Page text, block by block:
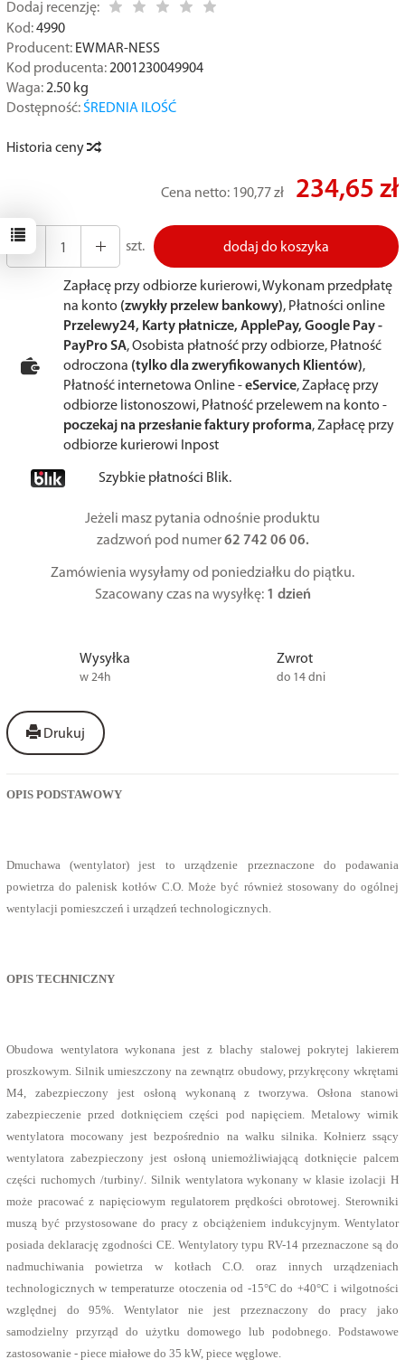
Dodaj recenzję:
Kod: 4990
Producent: EWMAR-NESS
Kod producenta: 2001230049904
Waga: 2.50kg
Dostępność: ŚREDNIA ILOŚĆ
Historia ceny
Cena netto: 190,77 zł 234,65 zł
szt. dodaj do koszyka
Zapłacę przy odbiorze kurierowi, Wykonam przedpłatę
na konto (zwykły przelew bankowy), Płatności online
Przelewy24, Karty płatnicze, ApplePay, Google Pay -
PayPro SA, Osobista płatność przy odbiorze, Płatność
odroczona (tylko dla zweryfikowanych Klientów),
Płatność internetowa Online -eService, Zapłacę przy
odbiorze listonoszowi, Płatność przelewem na konto -
poczekaj na przesłanie faktury proforma, Zapłacę przy
odbiorze kurierowi Inpost
Szybkie płatności Blik.
Jeżeli masz pytania odnośnie produktu
zadzwoń pod numer62 742 06 06.
Zamówienia wysyłamy od poniedziałku do piątku.
Szacowany czas na wysyłkę: 1 dzień
Wysyłka
w 24h
Zwrot
do 14 dni
Drukuj
OPIS PODSTAWOWY
Dmuchawa (wentylator) jest to urządzenie przeznaczone do podawania
powietrza do palenisk kotłów C.O. Może być również stosowany do ogólnej
wentylacji pomieszczeń i urządzeń technologicznych.
OPIS TECHNICZNY
Obudowa wentylatora wykonana jest z blachy stalowej pokrytej lakierem
proszkowym. Silnik umieszczony na zewnątrz obudowy, przykręcony wkrętami
M4, zabezpieczony jest osłoną wykonaną z tworzywa.Osłona stanowi
zabezpieczenie przed dotknięciem części pod napięciem.Metalowy wirnik
wentylatora mocowany jest bezpośrednio na wałku silnika.Kołnierz ssący
wentylatora zabezpieczony jest osłoną uniemożliwiającą dotknięcie palcem
części ruchomych /turbiny/.Silnik wentylatora wykonany w klasie izolacji H
może pracować z napięciowym regulatorem prędkości obrotowej. Sterowniki
muszą być przystosowane do pracy z obciążeniem indukcyjnym. Wentylator
posiada deklarację zgodności CE. Wentylatory typu RV-14 przeznaczone są do
nadmuchiwania powietrza w kotłach C.O. oraz innych urządzeniach
technologicznych w temperaturze otoczenia od -15°C do +40°C i wilgotności
względnej do 95%. Wentylator nie jest przeznaczony do pracy jako
samodzielny przyrząd do użytku domowego lub podobnego. Podstawowe
zastosowanie - piece miałowe do 35 kW, piece węglowe.